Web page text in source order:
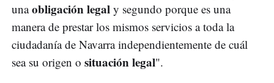
unaobligación legal y segundo porque es una
manera de prestar los mismos servicios a toda la
ciudadanía de Navarra independientemente de cuál
sea su origen o situación legal".